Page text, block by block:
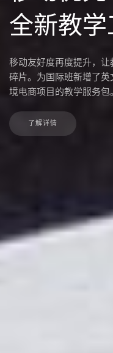
全新教
移动友好度再度提升，
碎片。为国际班新增了
境电商项目的教学服务包。
了解详情